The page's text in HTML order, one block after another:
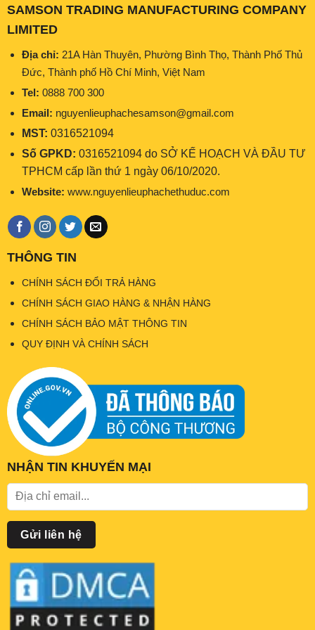
SAMSON TRADING MANUFACTURING COMPANY
LIMITED
Địa chỉ: 21A Hàn Thuyên, Phường Bình Thọ, Thành Phố Thủ
Đức, Thành phố Hồ Chí Minh, Việt Nam
Tel: 0888 700 300
Email: nguyenlieuphachesamson@gmail.com
MST: 0316521094
Số GPKD: 0316521094 do SỞ KẾ HOẠCH VÀ ĐẦU TƯ
TPHCM cấp lần thứ 1 ngày 06/10/2020.
Website: www.nguyenlieuphachethuduc.com
THÔNG TIN
CHÍNH SÁCH ĐỔI TRẢ HÀNG
CHÍNH SÁCH GIAO HÀNG & NHẬN HÀNG
CHÍNH SÁCH BẢO MẬT THÔNG TIN
QUY ĐỊNH VÀ CHÍNH SÁCH
NHẬN TIN KHUYẾN MẠI